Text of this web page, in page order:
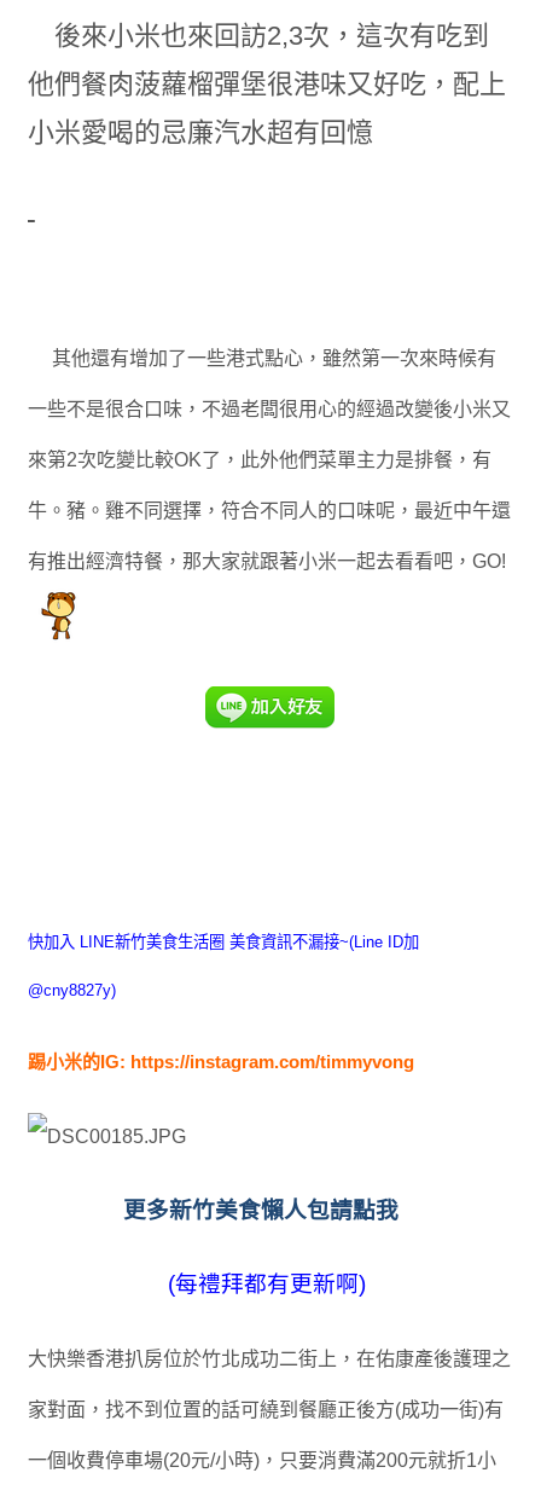
後來小米也來回訪2,3次，這次有吃到
他們餐肉菠蘿榴彈堡很港味又好吃，配上
小米愛喝的忌廉汽水超有回憶
其他還有增加了一些港式點心，雖然第一次來時候有
一些不是很合口味，不過老闆很用心的經過改變後小米又
來第2次吃變比較OK了，此外他們菜單主力是排餐，有
牛。豬。雞不同選擇，符合不同人的口味呢，最近中午還
有推出經濟特餐，那大家就跟著小米一起去看看吧，GO!
快加入 LINE新竹美食生活圈 美食資訊不漏接~(Line ID加
@cny8827y)
踢小米的IG: https://instagram.com/timmyvong
更多新竹美食懶人包請點我
(每禮拜都有更新啊)
大快樂香港扒房位於竹北成功二街上， 在佑康產後護理之
家對面，找不到位置的話可繞到餐廳正後方(成功一街)有
一個收費停車場(20元/小時)，只要消費滿200元就折1小